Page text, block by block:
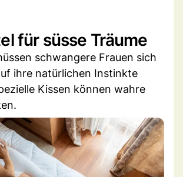
für süsse Träume
schwangere Frauen sich
ihre natürlichen Instinkte
Kissen können wahre